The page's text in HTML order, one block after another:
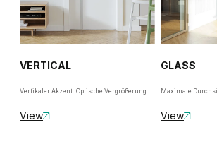
VERTICAL
Vertikaler Akzent. Optische Vergrößerung
View
GLASS
Maximale
View